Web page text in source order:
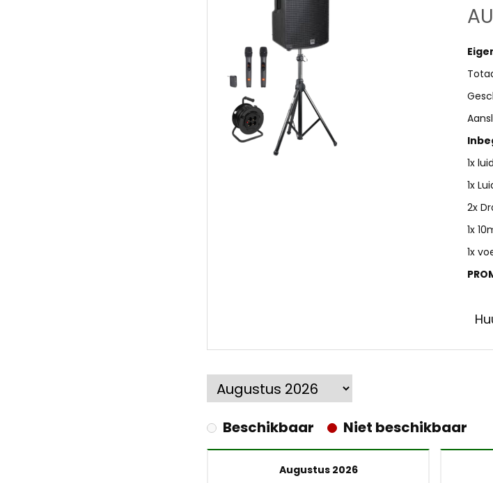
1x
1x
2x
1x
1x
Beschikbaar Niet beschikbaar
Augustus 2026